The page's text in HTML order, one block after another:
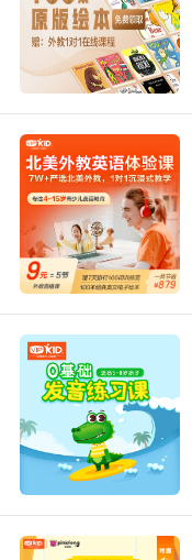
Zz ：[zi:]